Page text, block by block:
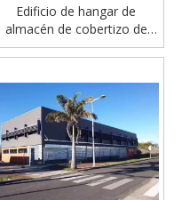
Edificio de hangar de
almacén de cobertizo de
aviones con estructura de